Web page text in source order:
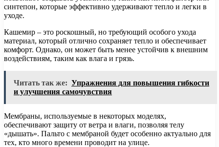
синтепон, которые эффективно удерживают тепло и легки в
уходе.
Кашемир – это роскошный, но требующий особого ухода
материал, который отлично сохраняет тепло и обеспечивает
комфорт. Однако, он может быть менее устойчив к внешним
воздействиям, таким как влага и грязь.
Читать так же: Упражнения для повышения гибкости
и улучшения самочувствия
Мембраны, используемые в некоторых моделях,
обеспечивают защиту от ветра и влаги, позволяя телу
«дышать». Пальто с мембраной будет особенно актуально для
тех, кто много времени проводит на улице.